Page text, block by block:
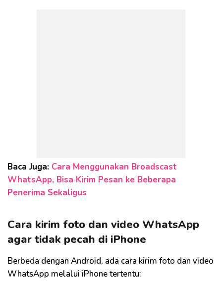
Baca Juga: Cara Menggunakan Broadscast
WhatsApp, Bisa Kirim Pesan ke Beberapa
Penerima Sekaligus
Cara kirim foto dan video WhatsApp
agar tidak pecah di iPhone
Berbeda dengan Android, ada cara kirim foto dan video
WhatsApp melalui iPhone tertentu: